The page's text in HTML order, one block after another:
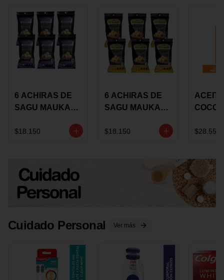
6 ACHIRAS DE
SAGU MAUKA
$18.150
6 ACHIRAS DE
SAGU MAUKA
GRS
$18.150
COCO
150G
$28.550
Cuidado Personal Ver más